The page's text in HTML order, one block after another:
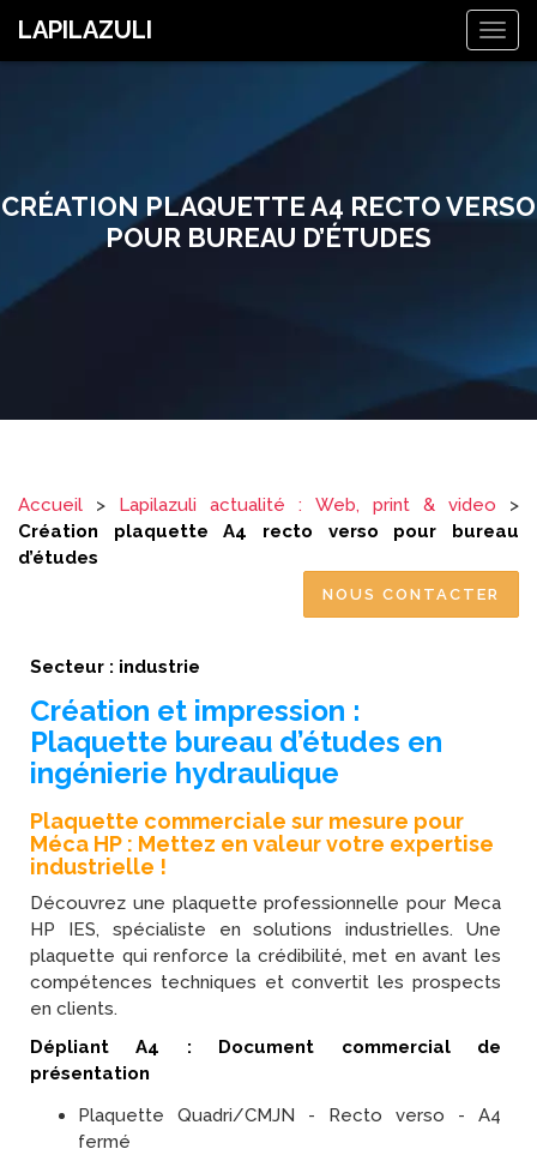
LAPILAZULI
CRÉATION PLAQUETTE A4 RECTO VERSO
POUR BUREAU D’ÉTUDES
Accueil > Lapilazuli actualité : Web, print & video >
Création plaquette A4 recto verso pour bureau
d’études
NOUS CONTACTER
Secteur : industrie
Création et impression :
Plaquette bureau d’études en
ingénierie hydraulique
Plaquette commerciale sur mesure pour
Méca HP : Mettez en valeur votre expertise
industrielle !
Découvrez une plaquette professionnelle pour Meca
HP IES, spécialiste en solutions industrielles. Une
plaquette qui renforce la crédibilité, met en avant les
compétences techniques et convertit les prospects
en clients.
Dépliant A4 : Document commercial de
présentation
Plaquette Quadri/CMJN - Recto verso - A4
fermé